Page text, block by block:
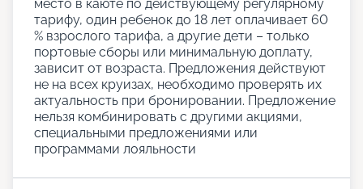
место в каюте по действующему регулярному
тарифу, один ребенок до 18 лет оплачивает 60
% взрослого тарифа, а другие дети – только
портовые сборы или минимальную доплату,
зависит от возраста. Предложения действуют
не на всех круизах, необходимо проверять их
актуальность при бронировании. Предложение
нельзя комбинировать с другими акциями,
специальными предложениями или
программами лояльности